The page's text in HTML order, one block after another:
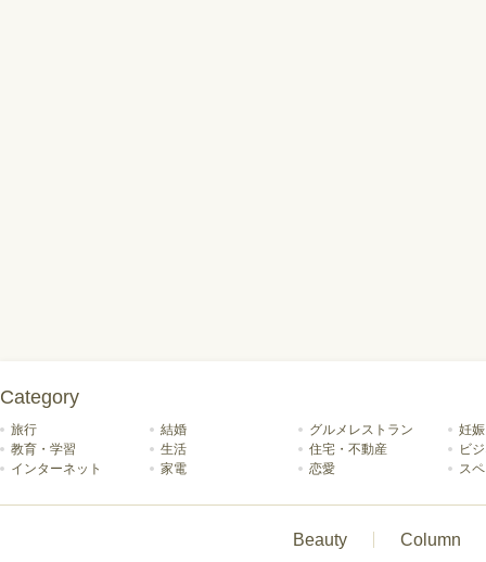
Category
旅行 結婚 グルメレストラン
妊
教育・学習
生活 住宅・不動産
ビ
インターネット
家電 恋愛 ス
Beauty Column